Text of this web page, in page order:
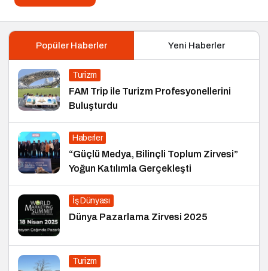
Popüler Haberler Yeni Haberler
Turizm
FAM Trip ile Turizm Profesyonellerini
Buluşturdu
Haberler
“Güçlü Medya, Bilinçli Toplum Zirvesi”
Yoğun Katılımla Gerçekleşti
İş Dünyası
Dünya Pazarlama Zirvesi 2025
Turizm